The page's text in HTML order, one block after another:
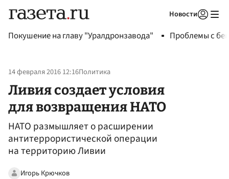
Новости
Покушение на главу "Уралдронзавода" Проблемы с
14 февраля 2016 12:16Политика
Ливия создает условия
для возвращения НАТО
НАТО размышляет о расширении
антитеррористической операции
на территорию Ливии
Игорь Крючков